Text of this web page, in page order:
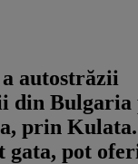
a autostrăzii
din Bulgaria
prin Kulata.
gata, pot